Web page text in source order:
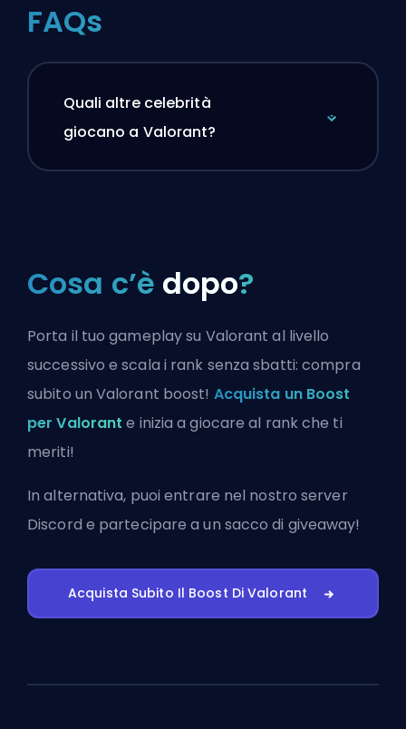
FAQs
Quali altre celebrità
giocano a Valorant?
Cosa c’è dopo?
Porta il tuo gameplay su Valorant al livello
successivo e scala i rank senza sbatti: compra
subito un Valorant boost! Acquista un Boost
per Valorant e inizia a giocare al rank che ti
meriti!
In alternativa, puoientrare nel nostro server
Discord e partecipare a un sacco di giveaway!
Acquista Subito Il Boost Di Valorant